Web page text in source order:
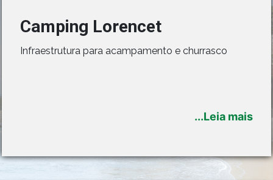
Camping Lorencet
Infraestrutura para acampamento e churrasco
...Leia mais